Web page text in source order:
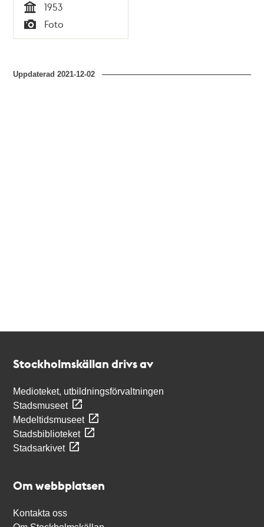
Tid
1953
Typ
Foto
Uppdaterad2021-12-02
Stockholmskällan drivs av
Medioteket, utbildningsförvaltningen
Stadsmuseet
Medeltidsmuseet
Stadsbiblioteket
Stadsarkivet
Om webbplatsen
Kontakta oss